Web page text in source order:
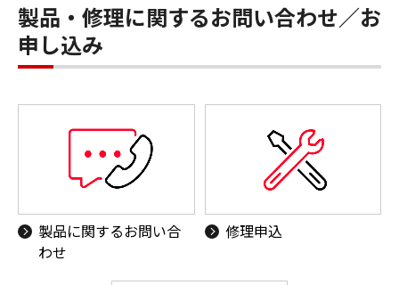
製品・修理に関するお問い合わせ／お
申し込み
製品に関するお問い合
わせ
修理申込